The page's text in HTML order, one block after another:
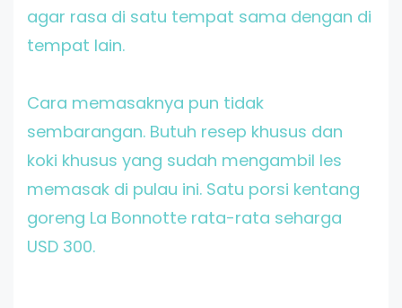
agar rasa di satu tempat sama dengan di
tempat lain.
Cara memasaknya pun tidak
sembarangan. Butuh resep khusus dan
koki khusus yang sudah mengambil les
memasak di pulau ini. Satu porsi kentang
goreng La Bonnotte rata-rata seharga
USD 300.